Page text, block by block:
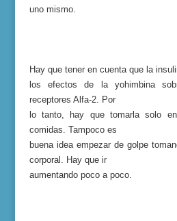
uno mismo.
Hay que tener en cuenta que la
los efectos de la yohimbina
receptores Alfa-2. Por
lo tanto, hay que tomarla solo
comidas. Tampoco es
buena idea empezar de golpe
corporal. Hay que ir
aumentando poco a poco.